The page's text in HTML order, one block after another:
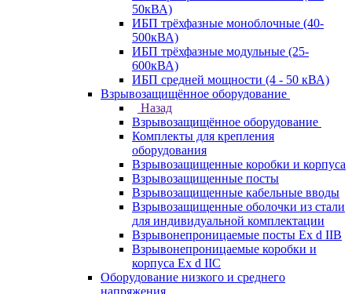
50кВА)
ИБП трёхфазные моноблочные (40-
500кВА)
ИБП трёхфазные модульные (25-
600кВА)
ИБП средней мощности (4 - 50 кВА)
Взрывозащищённое оборудование
Назад
Взрывозащищённое оборудование
Комплекты для крепления
оборудования
Взрывозащищенные коробки и корпуса
Взрывозащищенные посты
Взрывозащищенные кабельные вводы
Взрывозащищенные оболочки из стали
для индивидуальной комплектации
Взрывонепроницаемые посты Ex d IIB
Взрывонепроницаемые коробки и
корпуса Ex d IIС
Оборудование низкого и среднего
напряжения